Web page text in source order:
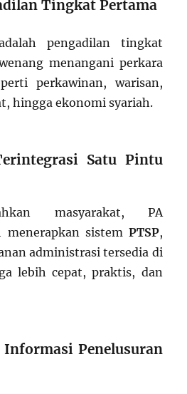
Tingkat Pertama
pengadilan tingkat
menangani perkara
perkawinan, warisan,
hingga ekonomi syariah.
Satu Pintu
masyarakat, PA
menerapkan sistem PTSP,
administrasi tersedia di
lebih cepat, praktis, dan
Informasi Penelusuran